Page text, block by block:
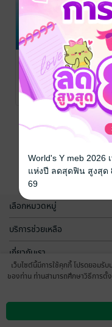
Market Your
Way to
Growth -
Philip Kotler
Philip And Milton
Kotler / Nation
Books
การตลาดและการ
บัญชี
No Rating
เลือกหมวดหมู่
บริการช่วยเหลือ
เกี่ยวกับเรา
กลุ่มธุรกิจในเครือ
ดาวน์โหลดแอป
เว็บไซต์นี้มีการใช้คุกกี้ โปรดยอมรั
ของท่าน ท่านสามารถศึกษาวิธีการ
World's Y meb 2026
แห่งปี ลดสุดฟิน สูงสุด
69